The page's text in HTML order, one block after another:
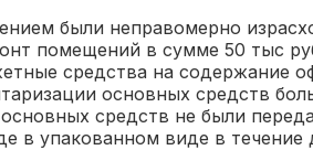
были неправомерно
помещений в сумме 50 тыс
средства на содержание
основных средств
средств не были
в упакованном виде в течение